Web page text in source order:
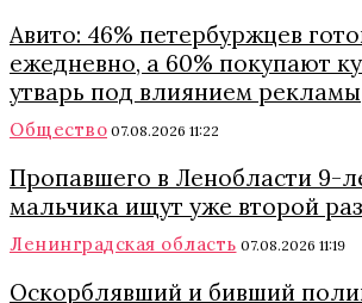
Авито: 46% петербуржцев
ежедневно, а 60% покупают
утварь под влиянием рекламы
Общество 07.08.2026 11:22
Пропавшего в Ленобласти 9-
мальчика ищут уже второй
Ленинградская область 07.08.2026 11:19
Оскорблявший и бивший